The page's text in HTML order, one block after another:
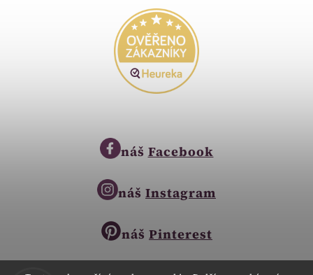
náš Facebook
náš Instagram
náš Pinterest